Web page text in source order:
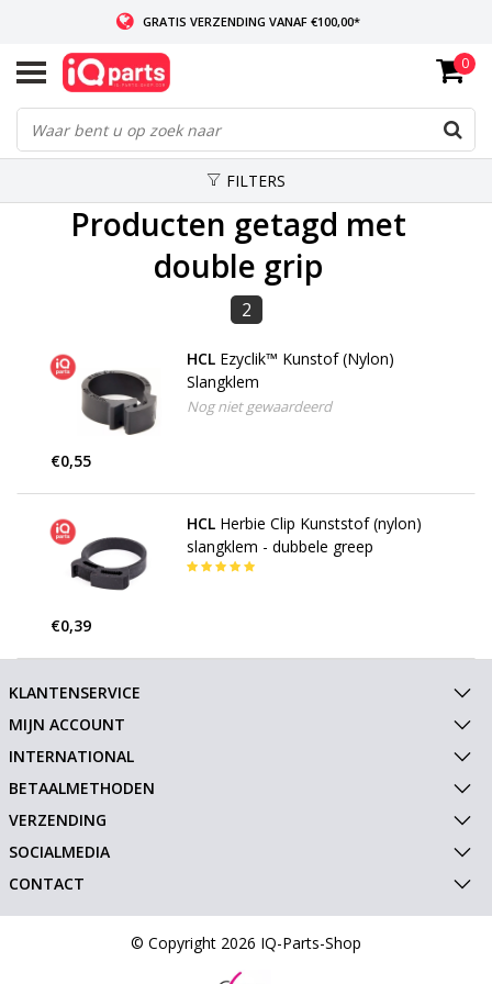
GRATIS VERZENDING VANAF €100,00*
INDIEN VOORRADIG: VOOR 14:00 BESTELD, ZELFDE DAG VERZONDEN
WERELDWIJDE LEVERING
0
FILTERS
Producten getagd met
double grip
2
HCL Ezyclik™ Kunstof (Nylon)
Slangklem
Nog niet gewaardeerd
€0,55
HCL Herbie Clip Kunststof (nylon)
slangklem - dubbele greep
€0,39
KLANTENSERVICE
MIJN ACCOUNT
INTERNATIONAL
BETAALMETHODEN
VERZENDING
SOCIALMEDIA
CONTACT
© Copyright 2026 IQ-Parts-Shop